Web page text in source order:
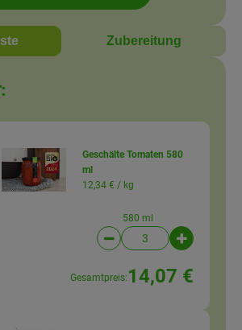
Zubereitung
Geschälte Tomaten 580
ml
12,34 € / kg
580 ml
Artikelanzahl
Gesamtpreis: 14,07 €